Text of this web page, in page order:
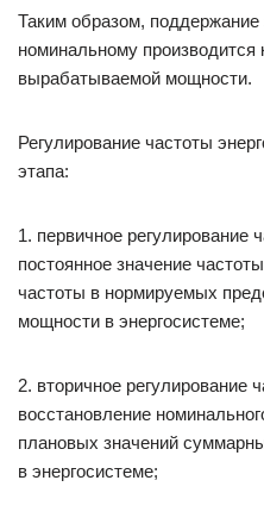
Таким образом, поддержание
номинальному производится
вырабатываемой мощности.
Регулирование частоты
этапа:
1. первичное регулирование
постоянное значение
частоты в нормируемых
мощности в энергосистеме;
2. вторичное регулирование
восстановление
плановых значений
в энергосистеме;